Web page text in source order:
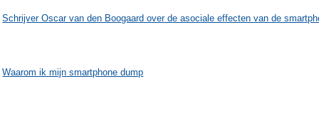
Schrijver Oscar van den Boogaard over de asociale effecten van de
Waarom ik mijn smartphone dump